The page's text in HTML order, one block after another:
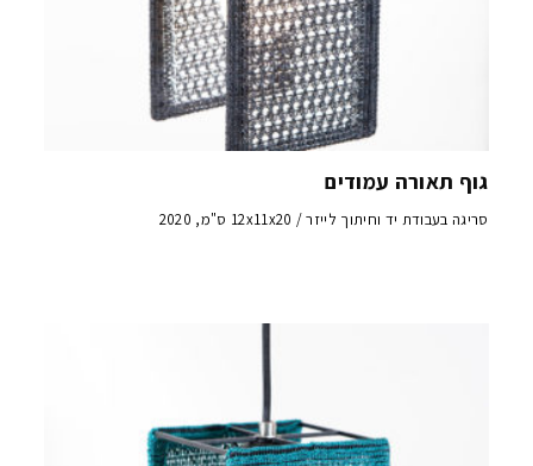
גוף תאורה עמודים
סריגה בעבודת יד וחיתוך לייזר / 12x11x20 ס"מ, 2020